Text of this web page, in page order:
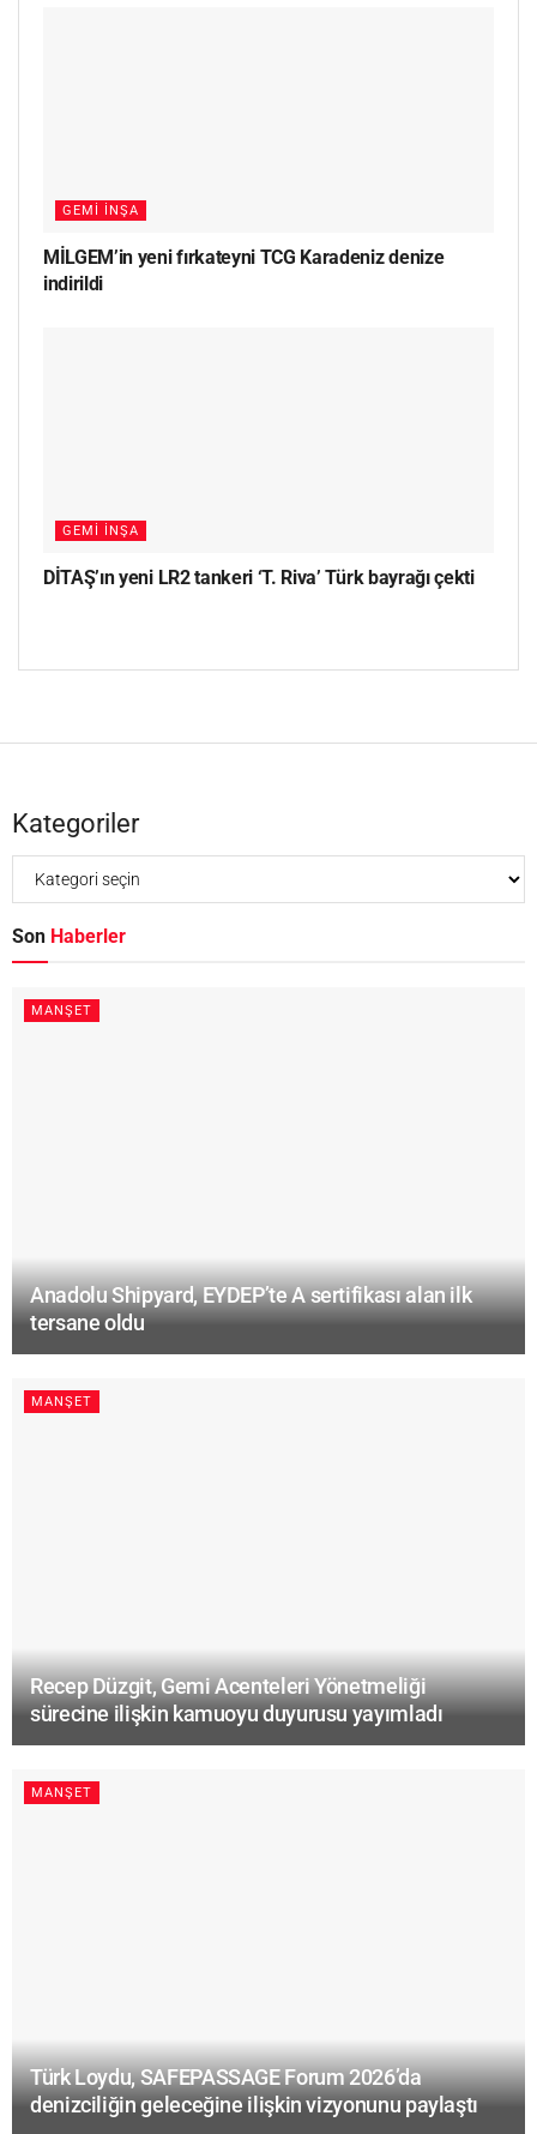
GEMI İNŞA
MİLGEM’in yeni fırkateyni TCG Karadeniz denize
indirildi
GEMI İNŞA
DİTAŞ’ın yeni LR2 tankeri ‘T. Riva’ Türk bayrağı çekti
Kategoriler
Son Haberler
MANŞET
Anadolu Shipyard, EYDEP’te A sertifikası alan ilk
tersane oldu
MANŞET
Recep Düzgit, Gemi Acenteleri Yönetmeliği
sürecine ilişkin kamuoyu duyurusu yayımladı
MANŞET
Türk Loydu, SAFEPASSAGE Forum 2026’da
denizciliğin geleceğine ilişkin vizyonunu paylaştı